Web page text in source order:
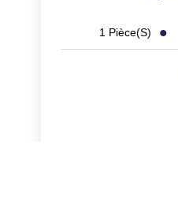
1 Pièce(s)